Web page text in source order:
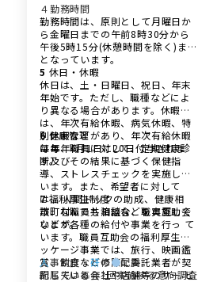
４勤務時間
勤務時間は、原則として月曜日か
ら金曜日までの午前8時30分から
午後5時15分(休憩時間を除く)まで
となっています。
5 休日・休暇
休日は、土・日曜日、祝日、年末
年始です。ただし、職種などによ
り異なる場合があります。休暇
は、年次有給休暇、病気休暇、特
別休暇などがあり、年次有給休暇
は毎年4月1日に20日付与されま
す。
6健康管理
毎年、職員に対して、定期健康診
断及びその結果に基づく保健指
導、ストレスチェックを実施して
います。また、希望者に対して
は、 人間ドックの助成、健康相
談、なんでも相談などを実施して
います。
7福利厚生制度
市町村職員共済組合、職員互助会
などが各種の給付や事業を行っ て
います。職員互助会の福利厚生パ
ッケージ事業では、旅行、映画鑑
賞、飲食などの際に委託業者が契
約している会社や店舗等のサー ビ
人事制度・研修●配属
配属先は毎年1回実施する意向調査